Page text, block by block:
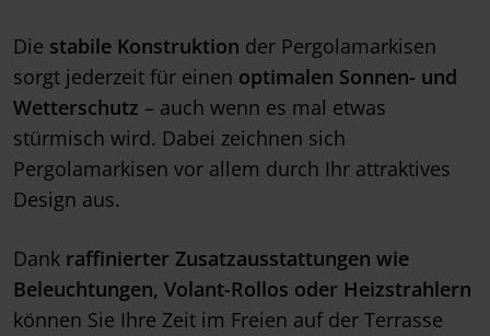
Die stabile Konstruktion der Pergolamarkisen
sorgt jederzeit für einen optimalen Sonnen- und
Wetterschutz – auch wenn es mal etwas
stürmisch wird. Dabei zeichnen sich
Pergolamarkisen vor allem durch Ihr attraktives
Design aus.
Dank raffinierter Zusatzausstattungen wie
Beleuchtungen, Volant-Rollos oder Heizstrahlern
können Sie Ihre Zeit im Freien auf der Terrasse